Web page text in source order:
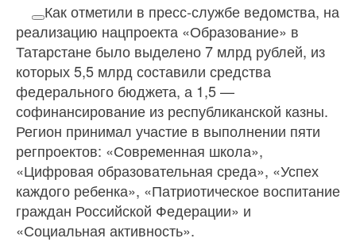
Как отметили в пресс-службе ведомства, на
реализацию нацпроекта «Образование» в
Татарстане было выделено 7 млрд рублей, из
которых 5,5 млрд составили средства
федерального бюджета, а 1,5 —
софинансирование из республиканской казны.
Регион принимал участие в выполнении пяти
регпроектов: «Современная школа»,
«Цифровая образовательная среда», «Успех
каждого ребенка», «Патриотическое воспитание
граждан Российской Федерации» и
«Социальная активность».